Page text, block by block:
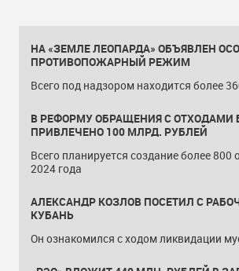
НА «ЗЕМЛЕ ЛЕОПАРДА» ОБЪЯВЛЕН
ПРОТИВОПОЖАРНЫЙ РЕЖИМ
Всего под надзором находится более
В РЕФОРМУ ОБРАЩЕНИЯ С ОТХОДАМИ
ПРИВЛЕЧЕНО 100 МЛРД. РУБЛЕЙ
Всего планируется создание более 800
2024 года
АЛЕКСАНДР КОЗЛОВ ПОСЕТИЛ С
КУБАНЬ
Он ознакомился с ходом ликвидации